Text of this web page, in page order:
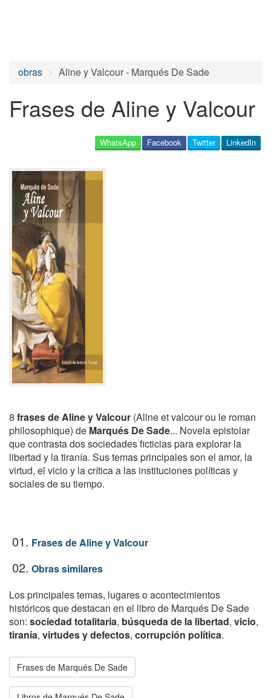
obras Aline y Valcour - Marqués De Sade
Frases de Aline y Valcour
LinkedIn
Twitter
Facebook
WhatsApp
8 frases de Aline y Valcour (Aline et valcour ou le roman
philosophique) de Marqués De Sade... Novela epistolar
que contrasta dos sociedades ficticias para explorar la
libertad y la tiranía. Sus temas principales son el amor, la
virtud, el vicio y la crítica a las instituciones políticas y
sociales de su tiempo.
01. Frases de Aline y Valcour
02. Obras similares
Los principales temas, lugares o acontecimientos
históricos que destacan en el libro de Marqués De Sade
son: sociedad totalitaria, búsqueda de la libertad, vicio,
tiranía, virtudes y defectos, corrupción política.
Frases de Marqués De Sade